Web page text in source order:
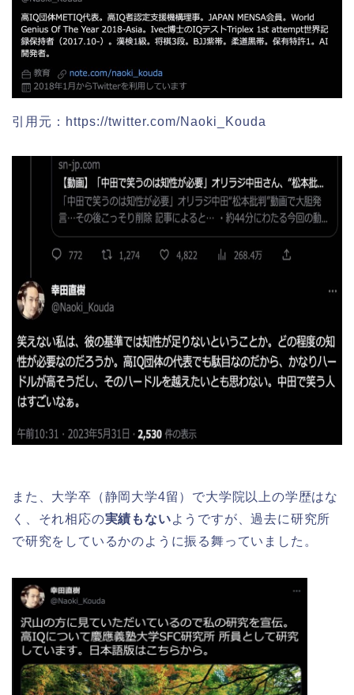
引用元：https://twitter.com/Naoki_Kouda
また、大学卒（静岡大学4留）で大学院以上の学歴はな
く、それ相応の実績もないようですが、過去に研究所
で研究をしているかのように振る舞っていました。